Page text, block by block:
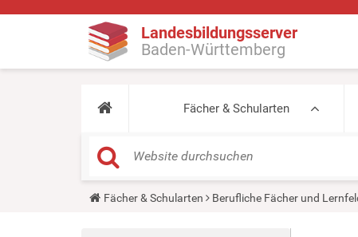
Landesbildungsserver
Baden-Württemberg
Fächer & Schularten
Y
Fächer & Schularten Berufliche Fächer und